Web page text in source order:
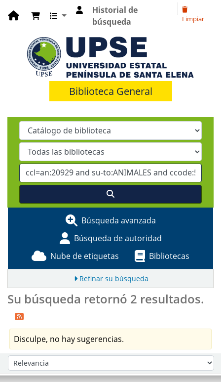
Historial de
búsqueda
Limpiar
Biblioteca General
Búsqueda avanzada
Búsqueda de autoridad
Nube de etiquetas
Bibliotecas
Refinar su búsqueda
Su búsqueda retornó 2 resultados.
Disculpe, no hay sugerencias.
Ordenar por: